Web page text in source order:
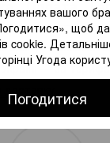
вашого
щоб
cookie.
Угода
Погодитися
Оплата
—
— за